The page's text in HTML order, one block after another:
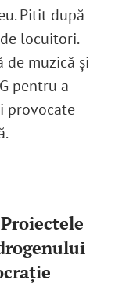
Pitit după
locuitori.
de muzică şi
pentru a
provocate